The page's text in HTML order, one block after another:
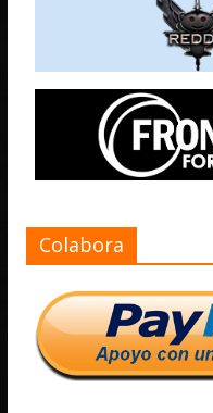
Colabora